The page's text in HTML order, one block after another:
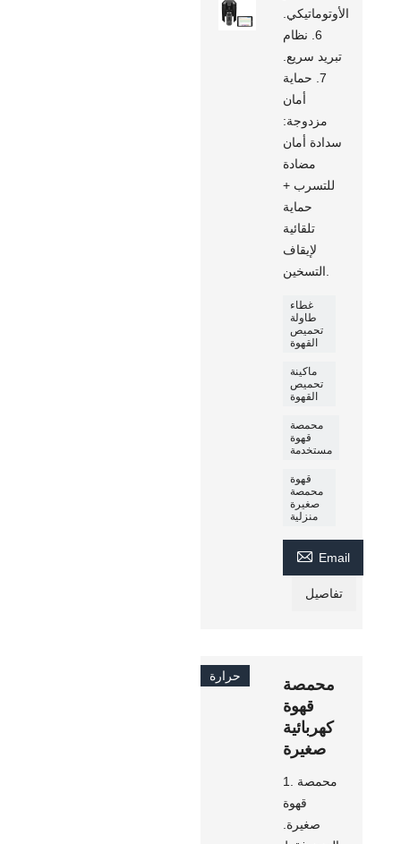
الأوتوماتيكي.
6. نظام
تبريد سريع.
7. حماية
أمان
مزدوجة:
سدادة أمان
مضادة
للتسرب +
حماية
تلقائية
لإيقاف
غطاء
طاولة
تحميص
القهوة
ماكينة
تحميص
القهوة
محمصة
قهوة
مستخدمة
قهوة
محمصة
صغيرة
منزلية
 Email
تفاصيل
حرارة
محمصة
قهوة
كهربائية
صغيرة
1. محمصة
قهوة
صغيرة.